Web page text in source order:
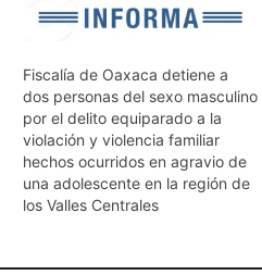
Fiscalía de Oaxaca detiene a
dos personas del sexo masculino
por el delito equiparado a la
violación y violencia familiar
hechos ocurridos en agravio de
una adolescente en la región de
los Valles Centrales